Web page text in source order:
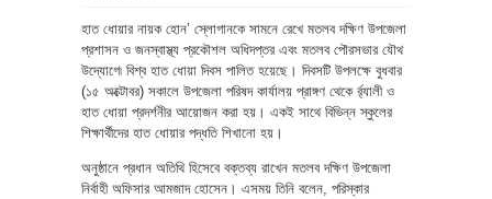
হাত ধোয়ার নায়ক হোন’ স্লোগানকে সামনে রেখে মতলব দক্ষিণ উপজেলা
প্রশাসন ও জনস্বাস্থ্য প্রকৌশল অধিদপ্তর এবং মতলব পৌরসভার যৌথ
উদ্যোগে৷ বিশ্ব হাত ধোয়া দিবস পালিত হয়েছে। দিবসটি উপলক্ষে বুধবার
(১৫ অক্টোবর) সকালে উপজেলা পরিষদ কার্যালয় প্রাঙ্গণ থেকে র্র্যালী ও
হাত ধোয়া প্রদর্শনীর আয়োজন করা হয়। একই সাথে বিভিন্ন স্কুলের
শিক্ষার্থীদের হাত ধোয়ার পদ্ধতি শিখানো হয়।
অনুষ্ঠানে প্রধান অতিথি হিসেবে বক্তব্য রাখেন মতলব দক্ষিণ উপজেলা
নির্বাহী অফিসার আমজাদ হোসেন। এসময় তিনি বলেন, পরিস্কার